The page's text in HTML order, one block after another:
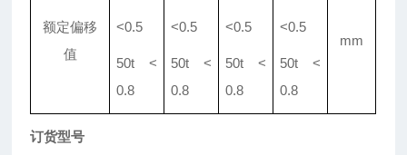
额定偏移
值
<0.5
50t <
0.8
<0.5
50t <
0.8
<0.5
50t <
0.8
<0.5
50t <
0.8
mm
订货型号